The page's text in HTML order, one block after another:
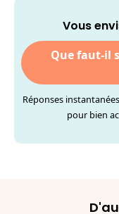
Vous
Que faut-il
Réponses
pour bien